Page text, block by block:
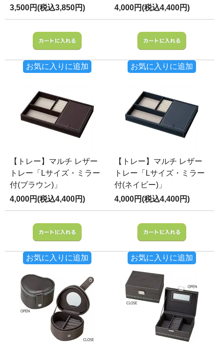
3,500円(税込3,850円)
お気に入りに追加
4,000円(税込4,400円)
お気に入りに追加
【トレー】マルチ レザー
トレー「Lサイズ・ミラー
付(ブラウン)」
4,000円(税込4,400円)
お気に入りに追加
【トレー】マルチ レザー
トレー「Lサイズ・ミラー
付(ネイビー)」
4,000円(税込4,400円)
お気に入りに追加